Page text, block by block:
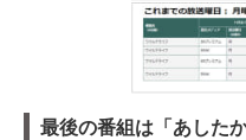
最後の番組は「あした